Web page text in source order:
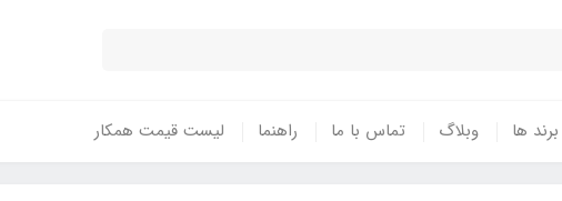
برند ها وبلاگ تماس با ما راهنما لیست قیمت همکار